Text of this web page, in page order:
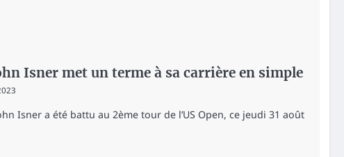
Isner met un terme à sa carrière en simple
Isner a été battu au 2ème tour de l’US Open, ce jeudi 31 août